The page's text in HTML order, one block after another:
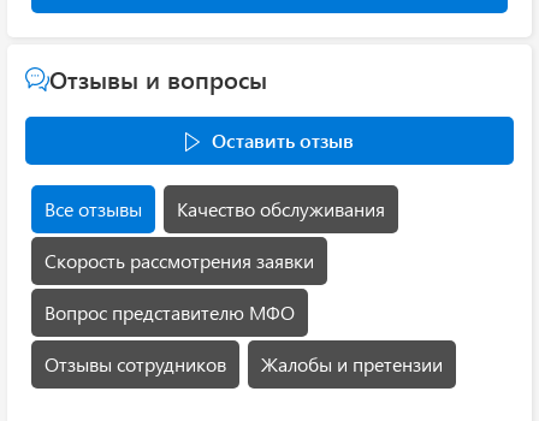
Отзывы и вопросы
Оставить отзыв
Все отзывы Качество обслуживания
Скорость рассмотрения заявки
Вопрос представителю МФО
Отзывы сотрудников Жалобы и претензии